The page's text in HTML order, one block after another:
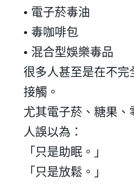
• 電子菸毒油
• 毒咖啡包
• 混合型娛樂毒品
很多人甚至是在不完
接觸。
尤其電子菸、糖果
人誤以為：
「只是助眠。」
「只是放鬆。」